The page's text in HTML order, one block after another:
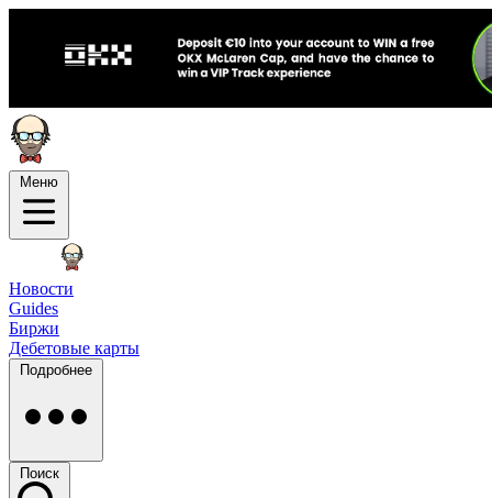
Меню
Новости
Guides
Биржи
Дебетовые карты
Подробнее
Поиск